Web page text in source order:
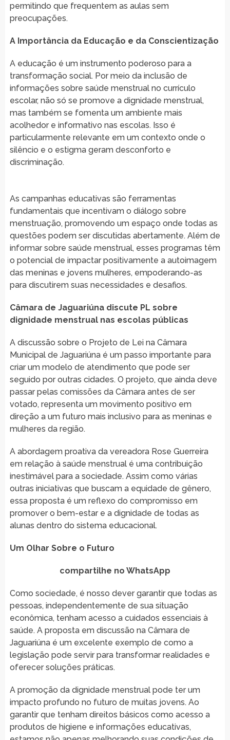
permitindo que frequentem as aulas sem
preocupações.
A Importância da Educação e da Conscientização
A educação é um instrumento poderoso para a
transformação social. Por meio da inclusão de
informações sobre saúde menstrual no currículo
escolar, não só se promove a dignidade menstrual,
mas também se fomenta um ambiente mais
acolhedor e informativo nas escolas. Isso é
particularmente relevante em um contexto onde o
silêncio e o estigma geram desconforto e
discriminação.
As campanhas educativas são ferramentas
fundamentais que incentivam o diálogo sobre
menstruação, promovendo um espaço onde todas as
questões podem ser discutidas abertamente. Além de
informar sobre saúde menstrual, esses programas têm
o potencial de impactar positivamente a autoimagem
das meninas e jovens mulheres, empoderando-as
para discutirem suas necessidades e desafios.
Câmara de Jaguariúna discute PL sobre
dignidade menstrual nas escolas públicas
A discussão sobre o Projeto de Lei na Câmara
Municipal de Jaguariúna é um passo importante para
criar um modelo de atendimento que pode ser
seguido por outras cidades. O projeto, que ainda deve
passar pelas comissões da Câmara antes de ser
votado, representa um movimento positivo em
direção a um futuro mais inclusivo para as meninas e
mulheres da região.
A abordagem proativa da vereadora Rose Guerreira
em relação à saúde menstrual é uma contribuição
inestimável para a sociedade. Assim como várias
outras iniciativas que buscam a equidade de gênero,
essa proposta é um reflexo do compromisso em
promover o bem-estar e a dignidade de todas as
alunas dentro do sistema educacional.
Um Olhar Sobre o Futuro
compartilhe no WhatsApp
Como sociedade, é nosso dever garantir que todas as
pessoas, independentemente de sua situação
econômica, tenham acesso a cuidados essenciais à
saúde. A proposta em discussão na Câmara de
Jaguariúna é um excelente exemplo de como a
legislação pode servir para transformar realidades e
oferecer soluções práticas.
A promoção da dignidade menstrual pode ter um
impacto profundo no futuro de muitas jovens. Ao
garantir que tenham direitos básicos como acesso a
produtos de higiene e informações educativas,